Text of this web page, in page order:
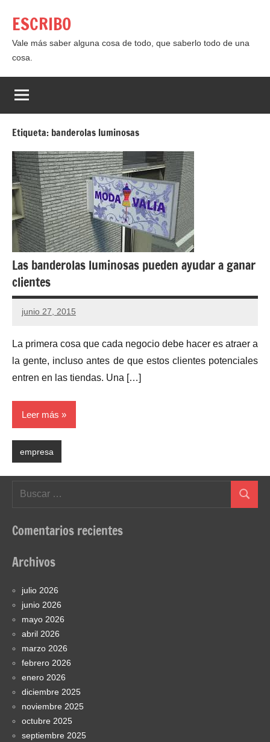
contenido
ESCRIBO
Vale más saber alguna cosa de todo, que saberlo todo de una
cosa.
Etiqueta: banderolas luminosas
Las banderolas luminosas pueden ayudar a ganar
clientes
junio 27, 2015
No
comentarios
La primera cosa que cada negocio debe hacer es atraer a
la gente, incluso antes de que estos clientes potenciales
entren en las tiendas. Una […]
Leer más
empresa
Buscar
Comentarios recientes
Archivos
julio 2026
junio 2026
mayo 2026
abril 2026
marzo 2026
febrero 2026
enero 2026
diciembre 2025
noviembre 2025
octubre 2025
septiembre 2025